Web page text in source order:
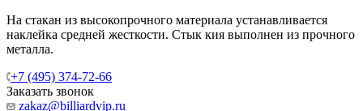
На стакан из высокопрочного материала устанавливается
наклейка средней жесткости. Стык кия выполнен из прочного
металла.
+7 (495) 374-72-66
Заказать звонок
zakaz@billiardvip.ru